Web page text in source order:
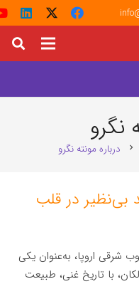
نگرو
chevron_right درباره مونته‌ نگرو
بی‌نظیر در قلب
شرقی اروپا، به‌عنوان یکی
با تاریخ غنی، طبیعت